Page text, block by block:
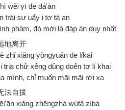
wěi yī de dá'àn
trái sư uẩy i tơ tá an
phàm, đó mới là đáp án duy nhất
地离开
zhǐ xiǎng yǒngyuǎn de líkāi
tria chử xẻng dủng doẻn tơ lí khai
mình, chỉ muốn mãi mãi rời xa
法自拔
xiǎng zhēngzhá wúfǎ zìbá